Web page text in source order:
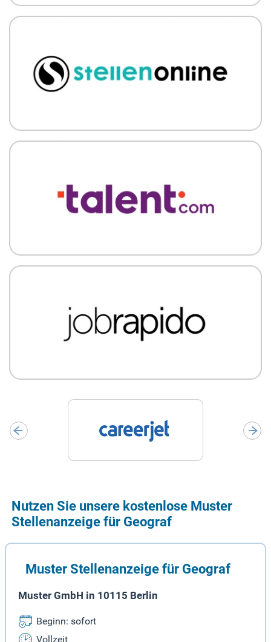
Nutzen Sie unsere kostenlose Muster
Stellenanzeige für Geograf
Muster Stellenanzeige für Geograf
Muster GmbH in 10115 Berlin
Beginn: sofort
Vollzeit